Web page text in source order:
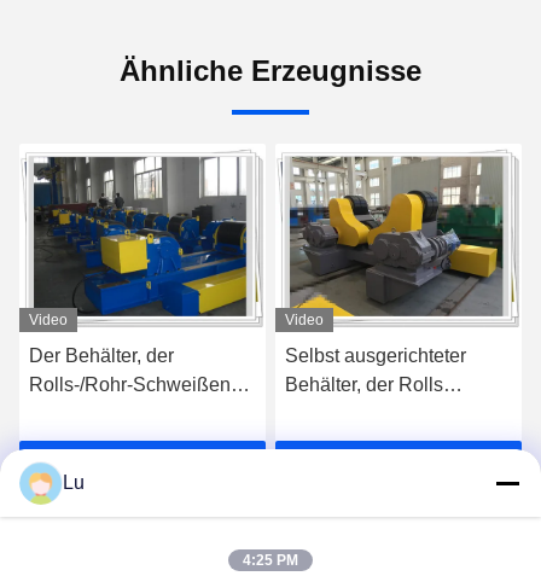
Ähnliche Erzeugnisse
Video
Der Behälter, der
Rolls-/Rohr-Schweißens-
motorisierte Bewegung
Video
Selbst ausgerichteter
Behälter, der Rolls
motorisiertem Blockwagen
Lu
4:25 PM